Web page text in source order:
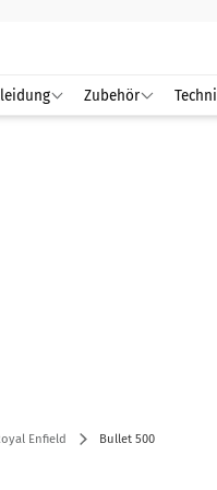
Zubehör
Enfield Bullet 500